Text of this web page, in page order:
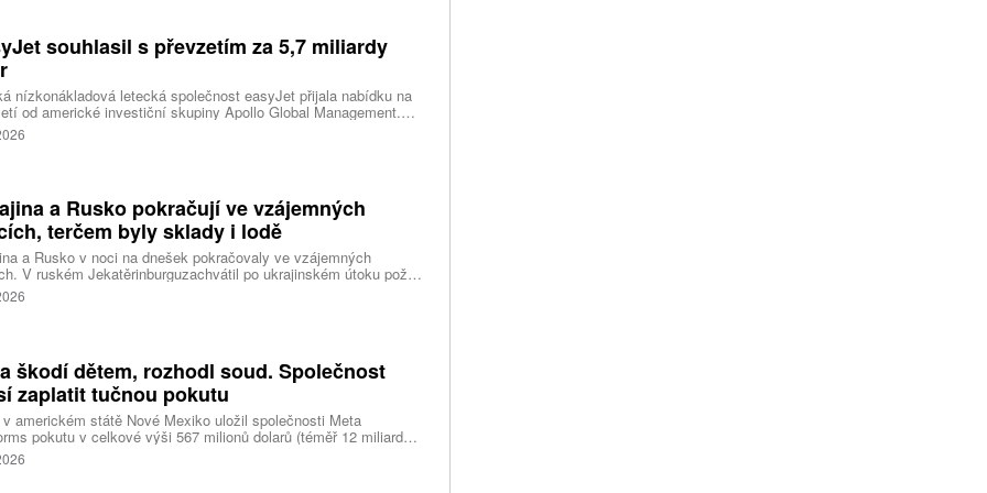
souhlasil s převzetím za 5,7 miliardy
nízkonákladová letecká společnost easyJet přijala nabídku na
od americké investiční skupiny Apollo Global Management.
oceňuje aerolinku na 5,7 miliardy liber, tedy přibližně 162
korun.
a Rusko pokračují ve vzájemných
terčem byly sklady i lodě
a Rusko v noci na dnešek pokračovaly ve vzájemných
V ruském Jekatěrinburguzachvátil po ukrajinském útoku požár
centrum ruského internetového prodejce Wildberries.
o tom informovala bez podrobností na síti Telegram.
škodí dětem, rozhodl soud. Společnost
zaplatit tučnou pokutu
americkém státě Nové Mexiko uložil společnosti Meta
pokutu v celkové výši 567 milionů dolarů (téměř 12 miliard
za újmu, kterou její platformy Facebook a Instagram působí
lidem. Firma musí změnit způsob ověřování věku.